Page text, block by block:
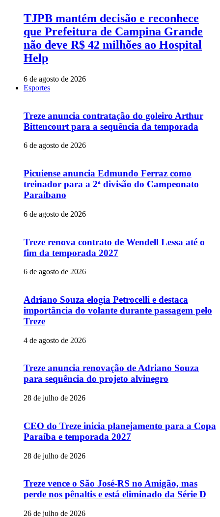
TJPB mantém decisão e reconhece
que Prefeitura de Campina Grande
não deve R$ 42 milhões ao Hospital
Help
6 de agosto de 2026
Esportes
Treze anuncia contratação do goleiro Arthur
Bittencourt para a sequência da temporada
6 de agosto de 2026
Picuiense anuncia Edmundo Ferraz como
treinador para a 2ª divisão do Campeonato
Paraibano
6 de agosto de 2026
Treze renova contrato de Wendell Lessa até o
fim da temporada 2027
6 de agosto de 2026
Adriano Souza elogia Petrocelli e destaca
importância do volante durante passagem pelo
Treze
4 de agosto de 2026
Treze anuncia renovação de Adriano Souza
para sequência do projeto alvinegro
28 de julho de 2026
CEO do Treze inicia planejamento para a Copa
Paraíba e temporada 2027
28 de julho de 2026
Treze vence o São José-RS no Amigão, mas
perde nos pênaltis e está eliminado da Série D
26 de julho de 2026